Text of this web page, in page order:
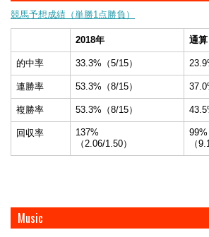
競馬予想成績（単勝1点勝負）
2018年 通算
的中率 33.3%（5/15）
連勝率 53.3%（8/15）
複勝率 53.3%（8/15）
回収率
137%
（2.06/1.50）
99%
（
Music